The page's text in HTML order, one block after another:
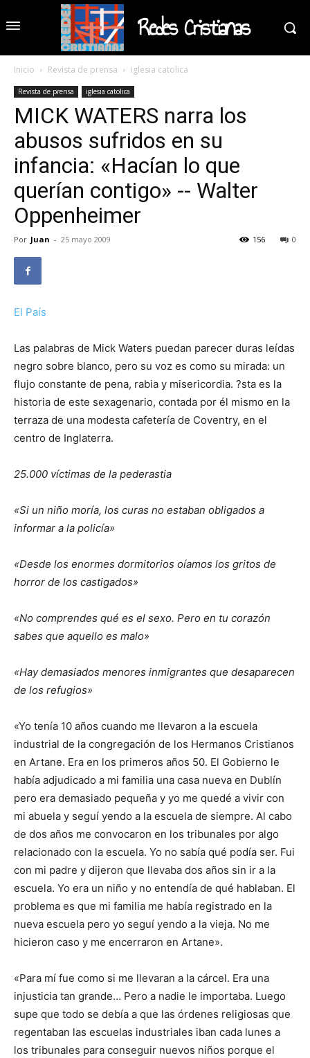
Redes Cristianas
Inicio Revista de prensa iglesia catolica
Revista de prensa iglesia catolica
MICK WATERS narra los
abusos sufridos en su
infancia: «Hacían lo que
querían contigo» -- Walter
Oppenheimer
Por Juan - 25 mayo 2009 0
156
El País
Las palabras de Mick Waters puedan parecer duras leídas
negro sobre blanco, pero su voz es como su mirada: un
flujo constante de pena, rabia y misericordia. ?sta es la
historia de este sexagenario, contada por él mismo en la
terraza de una modesta cafetería de Coventry, en el
centro de Inglaterra.
25.000 víctimas de la pederastia
«Si un niño moría, los curas no estaban obligados a
informar a la policía»
«Desde los enormes dormitorios oíamos los gritos de
horror de los castigados»
«No comprendes qué es el sexo. Pero en tu corazón
sabes que aquello es malo»
«Hay demasiados menores inmigrantes que desaparecen
de los refugios»
«Yo tenía 10 años cuando me llevaron a la escuela
industrial de la congregación de los Hermanos Cristianos
en Artane. Era en los primeros años 50. El Gobierno le
había adjudicado a mi familia una casa nueva en Dublín
pero era demasiado pequeña y yo me quedé a vivir con
mi abuela y seguí yendo a la escuela de siempre. Al cabo
de dos años me convocaron en los tribunales por algo
relacionado con la escuela. Yo no sabía qué podía ser. Fui
con mi padre y dijeron que llevaba dos años sin ir a la
escuela. Yo era un niño y no entendía de qué hablaban. El
problema es que mi familia me había registrado en la
nueva escuela pero yo seguí yendo a la vieja. No me
hicieron caso y me encerraron en Artane».
«Para mí fue como si me llevaran a la cárcel. Era una
injusticia tan grande… Pero a nadie le importaba. Luego
supe que todo se debía a que las órdenes religiosas que
regentaban las escuelas industriales iban cada lunes a
los tribunales para conseguir nuevos niños porque el